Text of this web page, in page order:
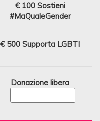
€ 100 Sostieni
#MaQualeGender
€ 500 Supporta LGBTI
Donazione libera